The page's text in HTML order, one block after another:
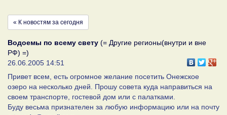
« К новостям за сегодня
Водоемы по всему свету (= Другие регионы(внутри и вне
РФ) =)
26.06.2005 14:51
Привет всем, есть огромное желание посетить Онежское
озеро на несколько дней. Прошу совета куда направиться на
своем транспорте, гостевой дом или с палатками.
Буду весьма признателен за любую информацию или на почту